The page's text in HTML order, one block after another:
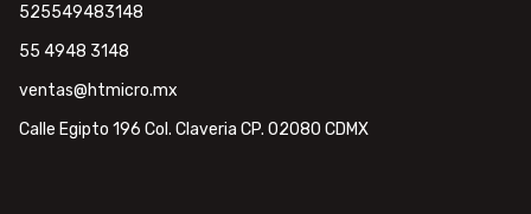
525549483148
55 4948 3148
ventas@htmicro.mx
Calle Egipto 196 Col. Claveria CP. 02080 CDMX